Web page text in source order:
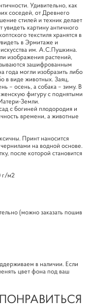
Удивительно, как
соседей, от Древнего
стилей и техник делает
картину античного
текстиля хранятся в
в Эрмитаже и
искусства им. А.С.Пушкина.
изображения растений,
зашифрованным
года могли изобразить либо
в виде животных. Заяц,
– осень, а собака – зиму. В
фигуру с поднятыми
Земли.
с богиней плодородия и
времени, а животные
Принт наносится
на водной основе.
после которой становится
г/м2
(можно заказать пошив
в наличии. Если
цвет фона под ваш